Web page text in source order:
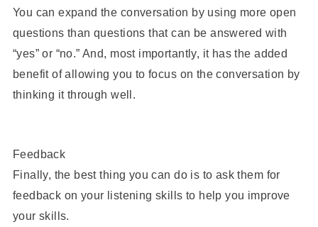
You can expand the conversation by using more open
questions than questions that can be answered with
“yes” or “no.” And, most importantly, it has the added
benefit of allowing you to focus on the conversation by
thinking it through well.
Feedback
Finally, the best thing you can do is to ask them for
feedback on your listening skills to help you improve
your skills.